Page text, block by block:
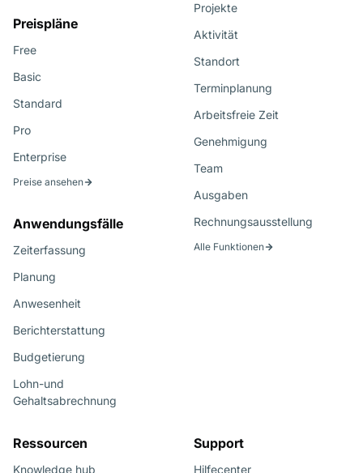
Preispläne
Free
Basic
Standard
Pro
Enterprise
Preise ansehen
Anwendungsfälle
Zeiterfassung
Planung
Anwesenheit
Berichterstattung
Budgetierung
Lohn-und
Gehaltsabrechnung
Projekte
Aktivität
Standort
Terminplanung
Arbeitsfreie Zeit
Genehmigung
Team
Ausgaben
Rechnungsausstellung
Alle Funktionen
Ressourcen
Knowledge hub
Support
Hilfecenter